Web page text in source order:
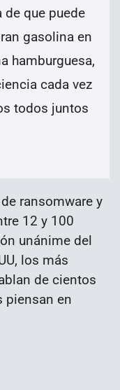
de que puede
gasolina en
hamburguesa,
cada vez
todos juntos
ransomware y
12 y 100
unánime del
los más
de cientos
piensan en